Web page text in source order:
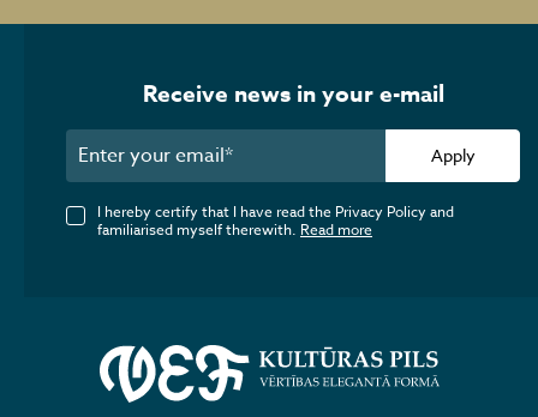
Receive news in your e-mail
Apply
I hereby certify that I have read the Privacy Policy and
familiarised myself therewith. Read more